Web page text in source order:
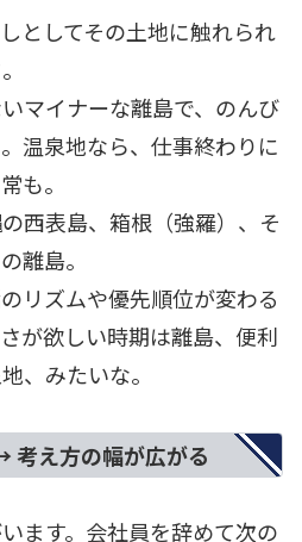
としてその土地に触れられ
マイナーな離島で、のんび
温泉地なら、仕事終わりに
も。
西表島、箱根（強羅）、そ
離島。
リズムや優先順位が変わる
が欲しい時期は離島、便利
、みたいな。
考え方の幅が広がる
ます。会社員を辞めて次の